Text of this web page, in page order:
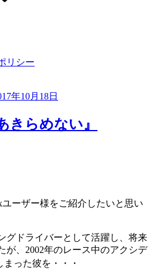
リシー
年10月18日
きらめない』
ユーザー様をご紹介したいと思い
グドライバーとして活躍し、将来
が、2002年のレース中のアクシデ
まった彼を・・・